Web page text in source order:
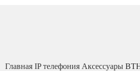
Главная IP телефония Аксессуары